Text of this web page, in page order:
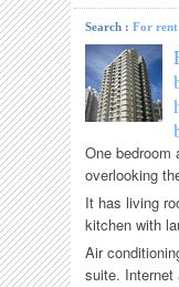
Search :For rent
One bedroom
overlooking
It has living
kitchen with
Air
suite.